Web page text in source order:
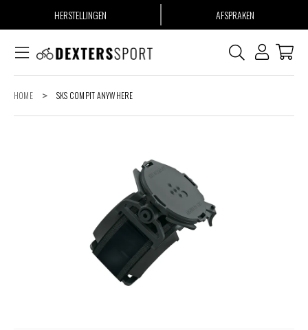
HERSTELLINGEN AFSPRAKEN
HOME > SKS COMPIT ANYWHERE